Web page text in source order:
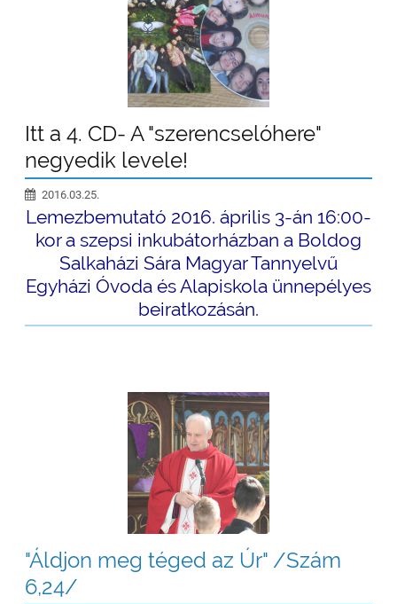
Itt a 4. CD- A "szerencselóhere"
negyedik levele!
2016.03.25.
Lemezbemutató 2016. április 3-án 16:00-
kor a szepsi inkubátorházban a Boldog
Salkaházi Sára Magyar Tannyelvű
Egyházi Óvoda és Alapiskola ünnepélyes
beiratkozásán.
"Áldjon meg téged az Úr" /Szám
6,24/